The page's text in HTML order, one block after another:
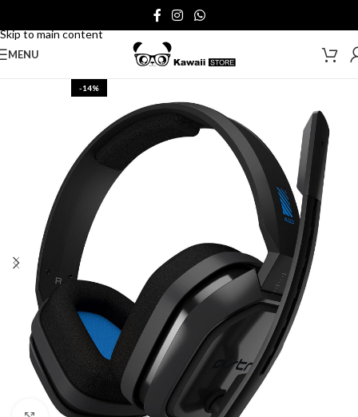
Skip to main content
MENU
-14%